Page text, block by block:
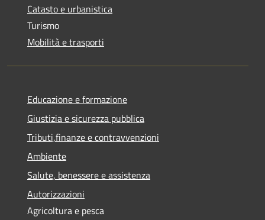
Catasto e urbanistica
Turismo
Mobilità e trasporti
Educazione e formazione
Giustizia e sicurezza pubblica
Tributi,finanze e contravvenzioni
Ambiente
Salute, benessere e assistenza
Autorizzazioni
Agricoltura e pesca